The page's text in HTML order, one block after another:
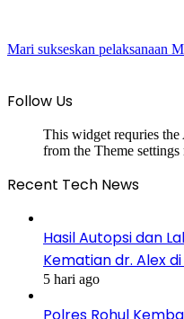
Mari sukseskan pelaksanaan
Follow Us
This widget requries
from the Theme
Recent Tech News
Hasil Autopsi dan
Kematian dr. Alex di
5 hari ago
Polres Rohul